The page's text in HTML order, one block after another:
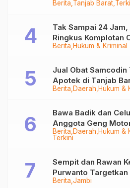
Berita Tanjab Barat
Juta
Berita Hukum & Kriminal
Tak Sampai 24
Ringkus Komplotan
Tungkal
Berita Daerah Hukum &
Jual Obat Samcodin
Apotek di Tanjab
Berita Daerah Hukum &
Terkini
Bawa Badik dan
Anggota Geng
Diringkus
Berita Jambi
Sempit dan Rawan
Purwanto Targetkan
Tungkal-Jambi